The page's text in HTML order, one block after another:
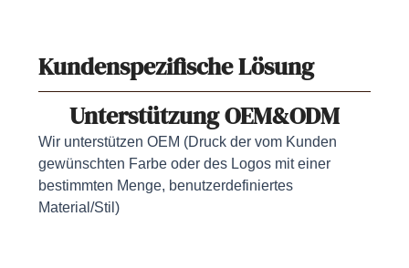
Kundenspezifische Lösung
Unterstützung OEM&ODM
Wir unterstützen OEM (Druck der vom Kunden
gewünschten Farbe oder des Logos mit einer
bestimmten Menge, benutzerdefiniertes
Material/Stil)